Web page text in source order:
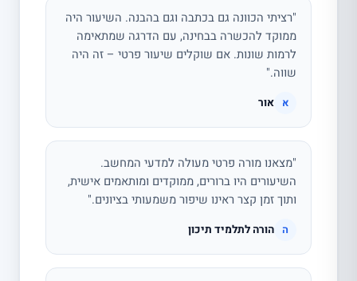
"רציתי הכוונה גם בכתבה וגם בהבנה. השיעור היה
ממוקד להכשרה בבחינה, עם הדרגה שמתאימה
לרמות שונות. אם שוקלים שיעור פרטי – זה היה
שווה."
א אור
"מצאנו מורה פרטי מעולה למדעי המחשב.
השיעורים היו ברורים, ממוקדים ומותאמים אישית,
ותוך זמן קצר ראינו שיפור משמעותי בציונים."
ה הורה לתלמיד תיכון